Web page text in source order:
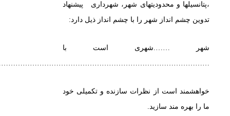
،پتانسیلها و محدودیتهای شهر، شهرداری پیشنهاد
تدوین چشم انداز شهر را با چشم انداز ذیل دارد:
شهر …….شهری است با
……………………………………………………………………………………
خواهشمند است از نظرات سازنده و تکمیلی خود
ما را بهره مند سازید.